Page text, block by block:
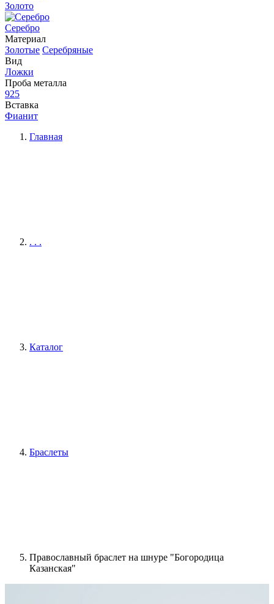
Золото
Серебро
Материал
Золотые Серебряные
Вид
Ложки
Проба металла
925
Вставка
Фианит
Главная
. . .
Каталог
Браслеты
Православный браслет на шнуре "Богородица
Казанская"